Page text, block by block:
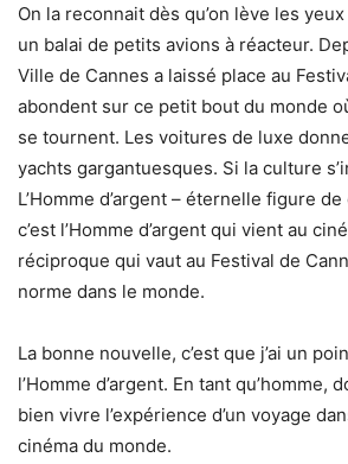
On la reconnait dès qu’on lève les
un balai de petits avions à réacteur.
Ville de Cannes a laissé place au
abondent sur ce petit bout du monde
se tournent. Les voitures de luxe
yachts gargantuesques. Si la culture
L’Homme d’argent – éternelle figure
c’est l’Homme d’argent qui vient au
réciproque qui vaut au Festival de
norme dans le monde.
La bonne nouvelle, c’est que j’ai un
l’Homme d’argent. En tant qu’homme,
bien vivre l’expérience d’un voyage
cinéma du monde.